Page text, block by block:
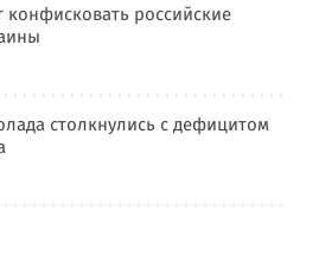
российские
столкнулись с дефицитом